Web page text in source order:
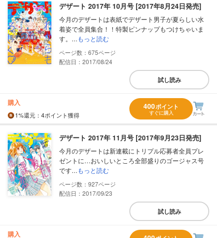
デザート 2017年 10月号 [2017年8月24日発売]
今月のデザートは表紙でデザート男子が夏らしい水
着姿で全員集合！！特製ピンナップもつけちゃいま
す。...もっと読む
675
配信日：2017/08/24
試し読み
購入
1%還元 ：4ポイント獲得
400ポイント
すぐに購入
デザート 2017年 11月号 [2017年9月23日発売]
今月のデザートは新連載にトリプル応募者全員プレ
ゼントに…おいしいところ全部盛りのゴージャス号
です...もっと読む
927
配信日：2017/09/23
試し読み
購入